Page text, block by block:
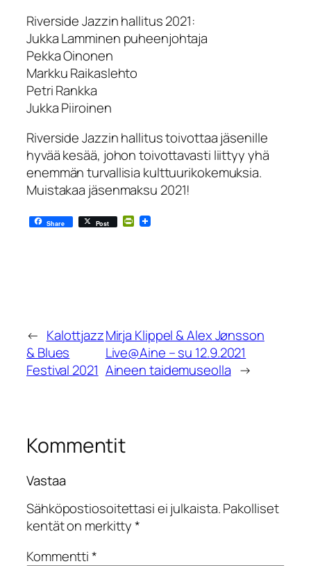
Riverside Jazzin hallitus 2021:
Jukka Lamminen puheenjohtaja
Pekka Oinonen
Markku Raikaslehto
Petri Rankka
Jukka Piiroinen
Riverside Jazzin hallitus toivottaa jäsenille
hyvää kesää, johon toivottavasti liittyy yhä
enemmän turvallisia kulttuurikokemuksia.
Muistakaa jäsenmaksu 2021!
Share Post PrintFriendly
← Kalottjazz
& Blues
Festival 2021
Mirja Klippel & Alex Jønsson
Live@Aine – su 12.9.2021
Aineen taidemuseolla →
Kommentit
Vastaa
Sähköpostiosoitettasi ei julkaista.Pakolliset
kentät on merkitty*
Kommentti*